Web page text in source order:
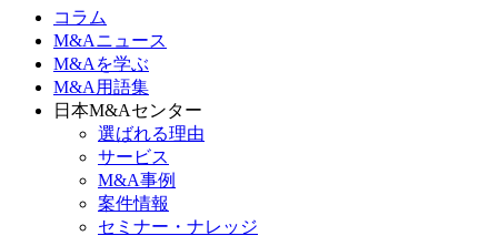
コラム
M&Aニュース
M&Aを学ぶ
M&A用語集
日本M&Aセンター
選ばれる理由
サービス
M&A事例
案件情報
セミナー・ナレッジ